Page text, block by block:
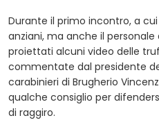
Durante il primo incontro, a
anziani, ma anche il personale
proiettati alcuni video delle
commentate dal presidente
carabinieri di Brugherio
qualche consiglio per
di raggiro.